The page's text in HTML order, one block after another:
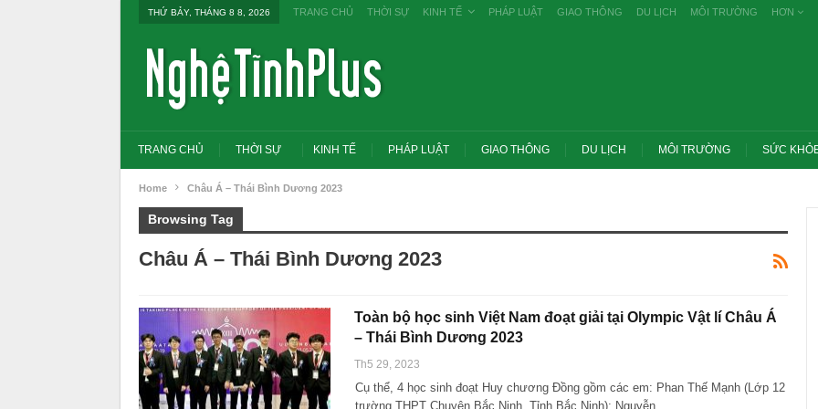
THỨ BẢY, THÁNG 8 8, 2026 TRANG CHỦ THỜI SỰ KINH TẾ PHÁP LUẬT GIAO THÔNG DU LỊCH MÔI TRƯỜNG HƠN
TRANG CHỦ THỜI SỰ KINH TẾ PHÁP LUẬT GIAO THÔNG DU LỊCH MÔI TRƯỜNG SỨC
Home Châu Á – Thái Bình Dương 2023
Browsing Tag
Châu Á – Thái Bình Dương 2023
Toàn bộ học sinh Việt Nam đoạt giải tại Olympic Vật lí Châu Á
– Thái Bình Dương 2023
Th5 29, 2023
Cụ thể, 4 học sinh đoạt Huy chương Đồng gồm các em: Phan Thế Mạnh (Lớp 12
trường THPT Chuyên Bắc Ninh, Tỉnh Bắc Ninh); Nguyễn…
Tổng Bí thư, Chủ tịch nước yêu cầu thay
đổi tư duy bằng cấp sang nghề nghiệp
Thủ tướng: Xử lý nghiêm các vụ tiêu cực
thi THPT, công bố công khai